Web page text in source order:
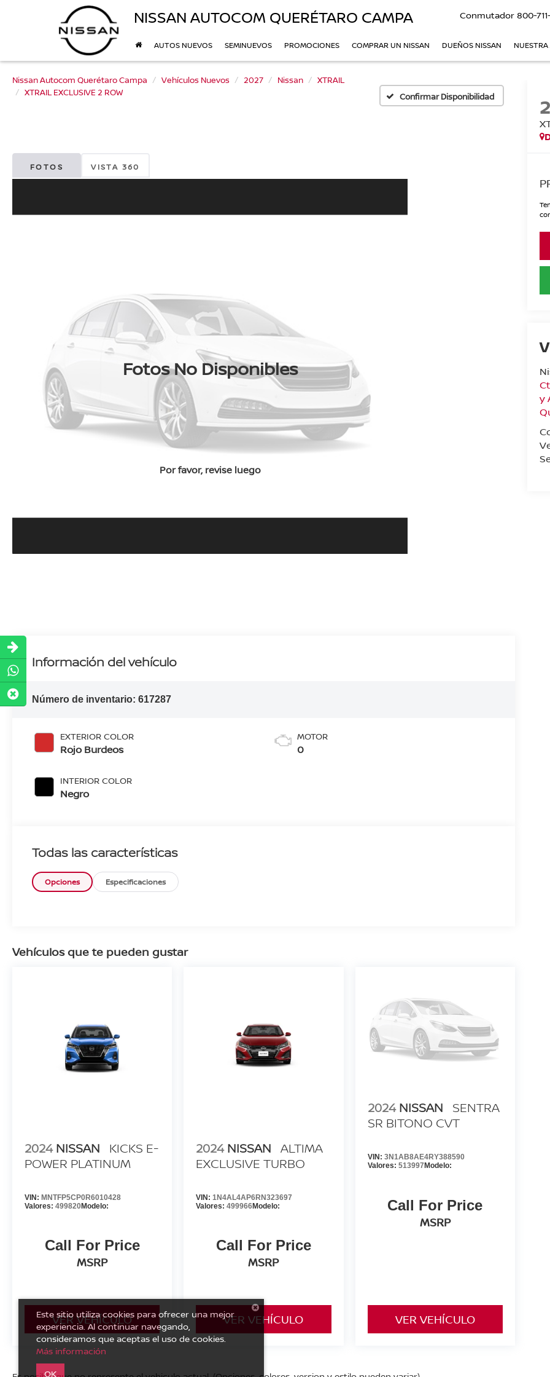
NISSAN AUTOCOM QUERÉTARO CAMPA Conmutador 800-
AUTOS NUEVOS SEMINUEVOS PROMOCIONES COMPRAR UN NISSAN DUEÑOS NISSAN
Nissan Autocom Querétaro Campa Vehículos Nuevos 2027 Nissan
XTRAIL
XTRAIL EXCLUSIVE 2 ROW
Confirmar Disponibilidad
FOTOS VISTA 360
Fotos No Disponibles
Por favor, revise luego
y
Información del vehículo
Número de inventario:617287
EXTERIOR COLOR
Rojo Burdeos
INTERIOR COLOR
Negro
MOTOR
0
Todas las características
Opciones Especificaciones
Vehículos que te pueden gustar
2024 NISSAN
KICKS E-
POWER PLATINUM
VIN: MNTFP5CP0R6010428
Valores: 499820Modelo:
Call For Price
MSRP
VER VEHÍCULO
2024 NISSAN
ALTIMA
EXCLUSIVE TURBO
VIN: 1N4AL4AP6RN323697
Valores:499966Modelo:
Call For Price
MSRP
VER VEHÍCULO
2024 NISSAN
SENTRA
SR BITONO CVT
VIN: 3N1AB8AE4RY388590
Valores: 513997 Modelo:
Call For Price
MSRP
VER VEHÍCULO
Este sitio utiliza cookies para ofrecer una mejor
experiencia. Al continuar navegando,
consideramos que aceptas el uso de cookies.
Más información
OK